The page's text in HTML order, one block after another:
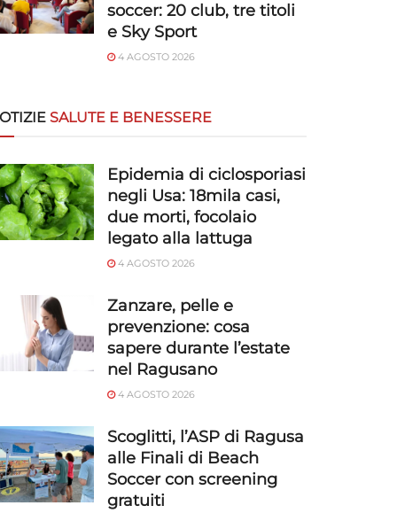
soccer: 20 club, tre titoli
e Sky Sport
4 AGOSTO 2026
SALUTE E BENESSERE
Epidemia di ciclosporiasi
negli Usa: 18mila casi,
due morti, focolaio
legato alla lattuga
4 AGOSTO 2026
Zanzare, pelle e
prevenzione: cosa
sapere durante l’estate
nel Ragusano
4 AGOSTO 2026
Scoglitti, l’ASP di Ragusa
alle Finali di Beach
Soccer con screening
gratuiti